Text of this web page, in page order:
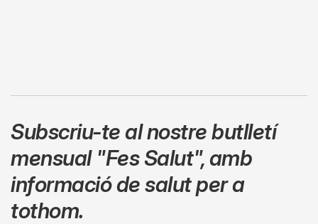
Subscriu-te al nostre butlletí
mensual "Fes Salut",amb
informació de salut per a
tothom.